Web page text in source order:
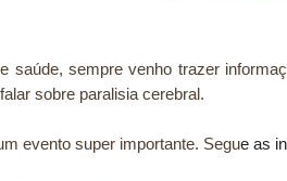
saúde, sempre venho trazer
sobre paralisia cerebral.
evento super importante. Segue as